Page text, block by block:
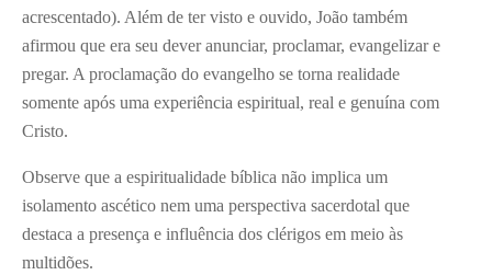
acrescentado). Além de ter visto e ouvido, João também
afirmou que era seu dever anunciar, proclamar, evangelizar e
pregar. A proclamação do evangelho se torna realidade
somente após uma experiência espiritual, real e genuína com
Cristo.
Observe que a espiritualidade bíblica não implica um
isolamento ascético nem uma perspectiva sacerdotal que
destaca a presença e influência dos clérigos em meio às
multidões.